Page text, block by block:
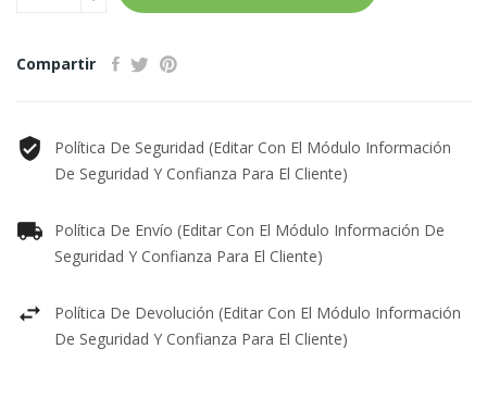
Compartir
Política De Seguridad (editar Con El Módulo Información
De Seguridad Y Confianza Para El Cliente)
Política De Envío (editar Con El Módulo Información De
Seguridad Y Confianza Para El Cliente)
Política De Devolución (editar Con El Módulo Información
De Seguridad Y Confianza Para El Cliente)